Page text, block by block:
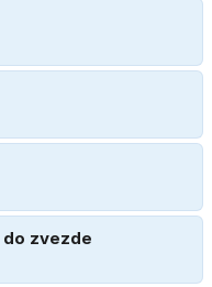
zvezde